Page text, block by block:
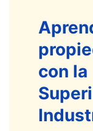
con la